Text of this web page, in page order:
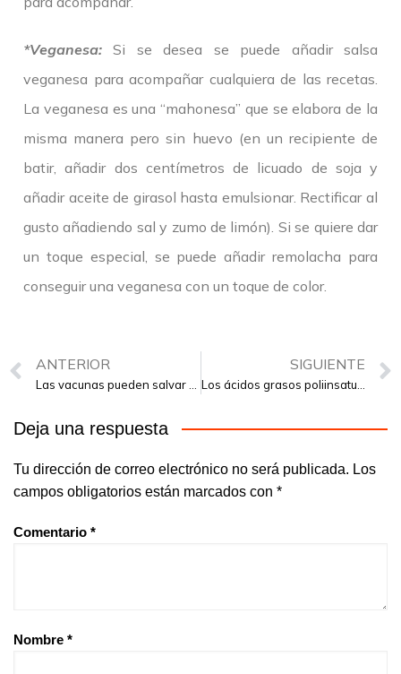
*Veganesa: Si se desea se puede añadir salsa
veganesa para acompañar cualquiera de las recetas.
La veganesa es una “mahonesa” que se elabora de la
misma manera pero sin huevo (en un recipiente de
batir, añadir dos centímetros de licuado de soja y
añadir aceite de girasol hasta emulsionar. Rectificar al
gusto añadiendo sal y zumo de limón). Si se quiere dar
un toque especial, se puede añadir remolacha para
conseguir una veganesa con un toque de color.
ANTERIOR SIGUIENTE
Deja una respuesta
Tu dirección de correo electrónico no será publicada. Los
campos obligatorios están marcados con *
Comentario *
Nombre *